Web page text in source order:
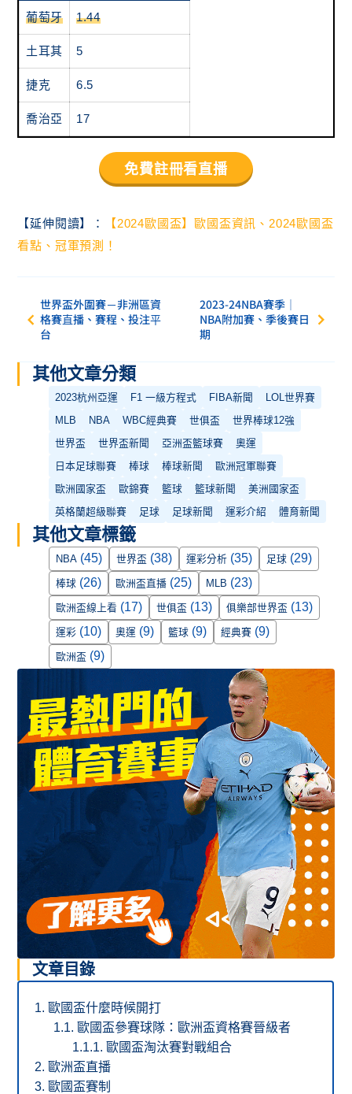
文章目錄
歐國盃什麼時候開打
歐國盃參賽球隊：歐洲盃資格賽晉級者
歐國盃淘汰賽對戰組合
歐洲盃直播
歐國盃賽制
葡萄牙 1.44
土耳其 5
捷克 6.5
喬治亞 17
免費註冊看直播
【延伸閱讀】：
【2024歐國盃】歐國盃資訊、2024歐國盃
看點、冠軍預測！
世界盃外圍賽－非洲區資
格賽直播、賽程、投注平
台
2023-24NBA賽季｜
NBA附加賽、季後賽日
期
其他文章分類
2023杭州亞運 F1 一級方程式 FIBA新聞
LOL世界賽
MLB
NBA WBC經典賽 世俱盃
世界棒球12強
世界盃
世界盃新聞 亞洲盃籃球賽
奧運
日本足球聯賽
棒球 棒球新聞
歐洲冠軍聯賽
歐洲國家盃
歐錦賽 籃球 籃球新聞
美洲國家盃
英格蘭超級聯賽
足球 足球新聞 運彩介紹 體育新聞
其他文章標籤
NBA (45) 世界盃 (38) 運彩分析 (35) 足球 (29)
棒球 (26) 歐洲盃直播 (25) MLB (23)
歐洲盃線上看 (17) 世俱盃 (13) 俱樂部世界盃 (13)
運彩 (10) 奧運 (9) 籃球 (9) 經典賽 (9)
歐洲盃 (9)